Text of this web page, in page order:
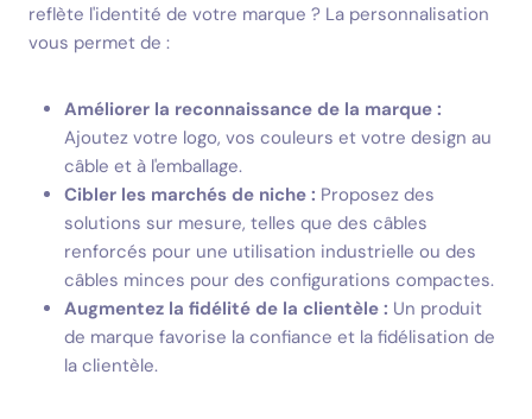
reflète l'identité de votre marque ? La personnalisation
vous permet de :
Améliorer la reconnaissance de la marque :
Ajoutez votre logo, vos couleurs et votre design au
câble et à l'emballage.
Cibler les marchés de niche : Proposez des
solutions sur mesure, telles que des câbles
renforcés pour une utilisation industrielle ou des
câbles minces pour des configurations compactes.
Augmentez la fidélité de la clientèle : Un produit
de marque favorise la confiance et la fidélisation de
la clientèle.